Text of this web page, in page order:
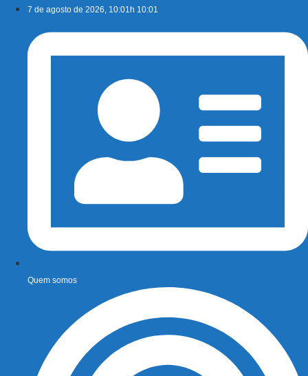
conteúdo
7 de agosto de 2026, 10:01h 10:01
Quem somos